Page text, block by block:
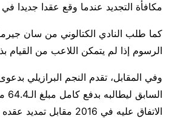
مكافأة التجديد عندما وقع عقدا جديدا في عام
كما طلب النادي الكتالوني من سان
الرسوم إذا لم يتمكن اللاعب من القيام
وفي المقابل، تقدم النجم البرازيلي
الاتفاق عليه في 2016 مقابل تمديد عقده حتى 2021.